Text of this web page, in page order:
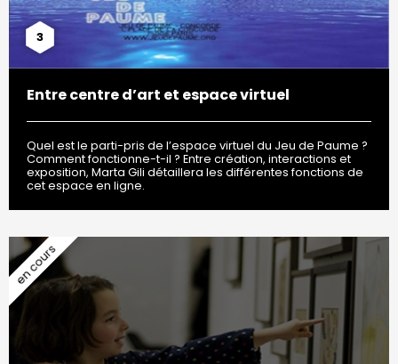
3
Entre centre d’art et espace virtuel
Quel est le parti-pris de l’espace virtuel du Jeu de Paume ?
Comment fonctionne-t-il ? Entre création, interactions et
exposition, Marta Gili détaillera les différentes fonctions de
cet espace en ligne.